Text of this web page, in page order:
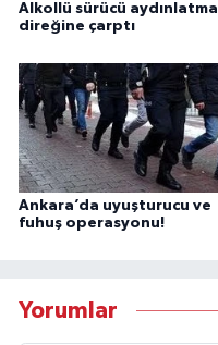
Alkollü sürücü aydınlatma
direğine çarptı
Ankara’da uyuşturucu ve
fuhuş operasyonu!
Yorumlar